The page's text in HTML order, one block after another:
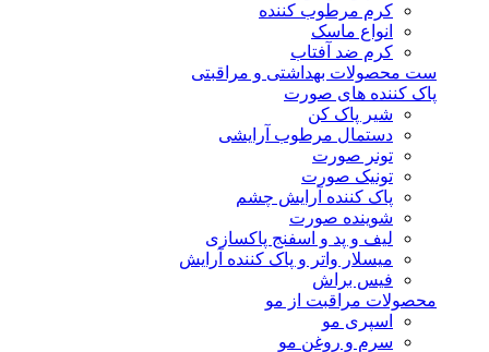
کرم مرطوب کننده
انواع ماسک
کرم ضد آفتاب
ست محصولات بهداشتی و مراقبتی
پاک کننده های صورت
شیر پاک کن
دستمال مرطوب آرایشی
تونر صورت
تونیک صورت
پاک کننده آرایش چشم
شوینده صورت
لیف و پد و اسفنج پاکسازی
میسلار واتر و پاک کننده آرایش
فیس براش
محصولات مراقبت از مو
اسپری مو
سرم و روغن مو